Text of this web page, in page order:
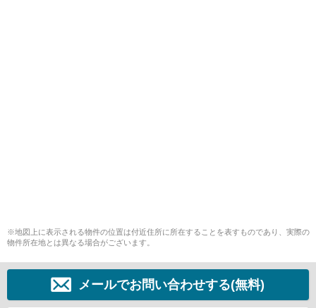
※地図上に表示される物件の位置は付近住所に所在することを表すものであり、実際の
物件所在地とは異なる場合がございます。
メールでお問い合わせする(無料)